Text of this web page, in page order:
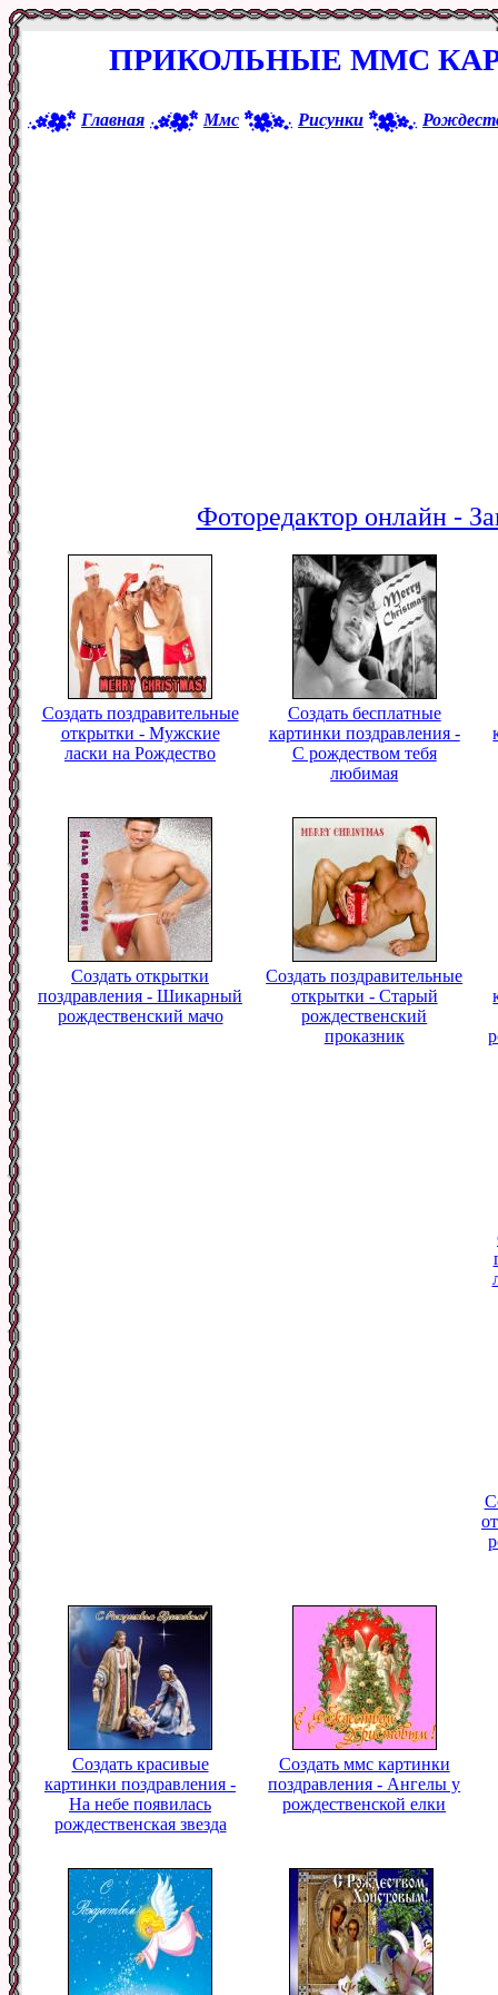
ПРИКОЛЬНЫЕ ММС
Главная Ммс Рисунки
Фоторедактор онлайн -
Создать поздравительные
открытки - Мужские
ласки на Рождество
Создать бесплатные
картинки поздравления -
С рождеством тебя
любимая
Создать открытки
поздравления - Шикарный
рождественский мачо
Создать поздравительные
открытки - Старый
рождественский
проказник
Создать красивые
картинки поздравления -
На небе появилась
рождественская звезда
Создать ммс картинки
поздравления - Ангелы у
рождественской елки